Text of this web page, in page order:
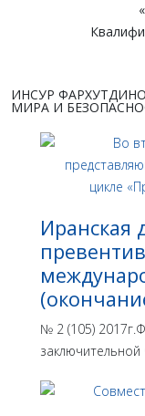
ИНСУР
МИРА И
Иранская
№ 2 (105)
заключительной